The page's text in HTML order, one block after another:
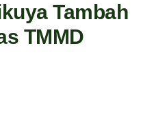
Tambah
TMMD